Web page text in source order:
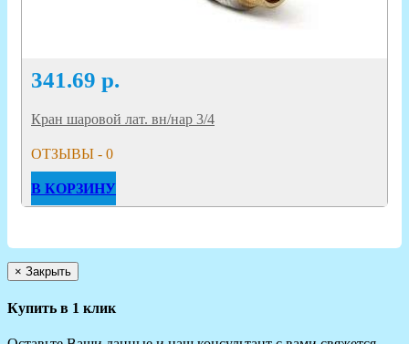
341.69 р.
Кран шаровой лат. вн/нар 3/4
ОТЗЫВЫ - 0
В КОРЗИНУ
× Закрыть
Купить в 1 клик